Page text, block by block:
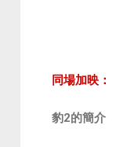
同場加映：
豹2的簡介